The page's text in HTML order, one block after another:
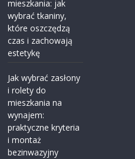
mieszkania: jak
wybrać tkaniny,
które oszczędzą
czas i zachowają
estetykę
Jak wybrać zasłony
i rolety do
mieszkania na
wynajem:
praktyczne kryteria
i montaż
bezinwazyjny